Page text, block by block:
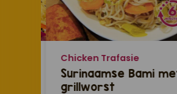
Chicken Trafasie
Surinaamse Bami
grillworst